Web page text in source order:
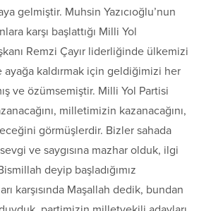
gelmiştir. Muhsin Yazıcıoğlu’nun
karşı başlattığı Milli Yol
Remzi Çayır liderliğinde ülkemizi
kaldırmak için geldiğimizi her
ve özümsemiştir. Milli Yol Partisi
milletimizin kazanacağını,
görmüşlerdir. Bizler sahada
ve saygısına mazhar olduk, ilgi
deyip başladığımız
karşısında Maşallah dedik, bundan